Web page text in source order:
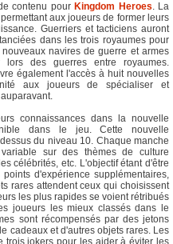
contenu pour Kingdom Heroes. La
aux joueurs de former leurs
Guerriers et tacticiens auront
dans les trois royaumes pour
navires de guerre et armes
des guerres entre royaumes.
également l'accès à huit nouvelles
aux joueurs de spécialiser et
connaissances dans la nouvelle
dans le jeu. Cette nouvelle
du niveau 10. Chaque manche
sur des thèmes de culture
célébrités, etc. L'objectif étant d'être
d'expérience supplémentaires,
rares attendent ceux qui choisissent
les plus rapides se voient rétribués
joueurs les mieux classés dans le
sont récompensés par des jetons
cadeaux et d'autres objets rares. Les
trois jokers pour les aider à éviter les